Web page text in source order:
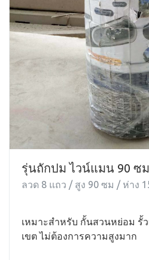
รุ่นถักปม ไวน์แมน 90 ซ
ลวด 8 แถว / สูง 90 ซม / ห่าง
เหมาะสำหรับ กั้นสวนหย่อม รั้
เขต ไม่ต้องการความสูงมาก